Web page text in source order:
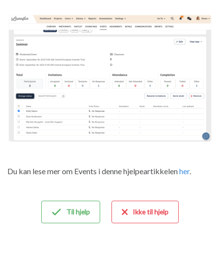
Du kan lese mer om Events i denne hjelpeartikkelenher.
Til hjelp Ikke til hjelp